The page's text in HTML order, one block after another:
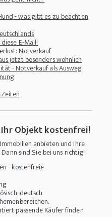
- was gibt es zu beachten
E-Mail!
Notverkauf
jetzt besonders wohnlich
- Notverkauf als Ausweg
Objekt kostenfrei!
anbieten und Ihre
sind Sie bei uns richtig!
- kostenfreie
deutsch
passende Käufer finden